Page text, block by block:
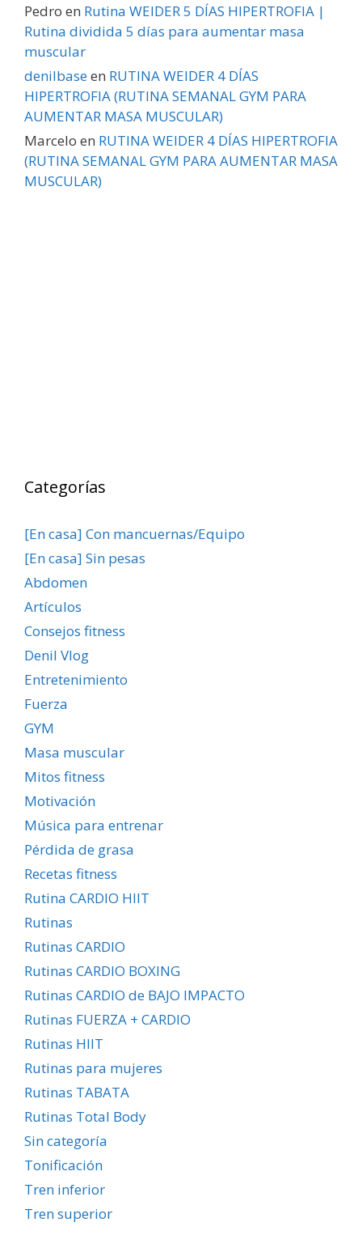
Pedro en Rutina WEIDER 5 DÍAS HIPERTROFIA |
Rutina dividida 5 días para aumentar masa
muscular
denilbaseen RUTINA WEIDER 4 DÍAS
HIPERTROFIA (RUTINA SEMANAL GYM PARA
AUMENTAR MASA MUSCULAR)
Marcelo en RUTINA WEIDER 4 DÍAS HIPERTROFIA
(RUTINA SEMANAL GYM PARA AUMENTAR MASA
MUSCULAR)
Categorías
[En casa] Con mancuernas/Equipo
[En casa] Sin pesas
Abdomen
Artículos
Consejos fitness
Denil Vlog
Entretenimiento
Fuerza
GYM
Masa muscular
Mitos fitness
Motivación
Música para entrenar
Pérdida de grasa
Recetas fitness
Rutina CARDIO HIIT
Rutinas
Rutinas CARDIO
Rutinas CARDIO BOXING
Rutinas CARDIO de BAJO IMPACTO
Rutinas FUERZA + CARDIO
Rutinas HIIT
Rutinas para mujeres
Rutinas TABATA
Rutinas Total Body
Sin categoría
Tonificación
Tren inferior
Tren superior